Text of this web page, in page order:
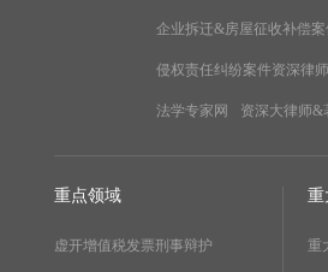
企业拆迁&房屋征收补偿案
侵权责任纠纷案件资深律
法学专家网 资深大律师&
重点领域
虚开增值税发票刑事辩护
重
重